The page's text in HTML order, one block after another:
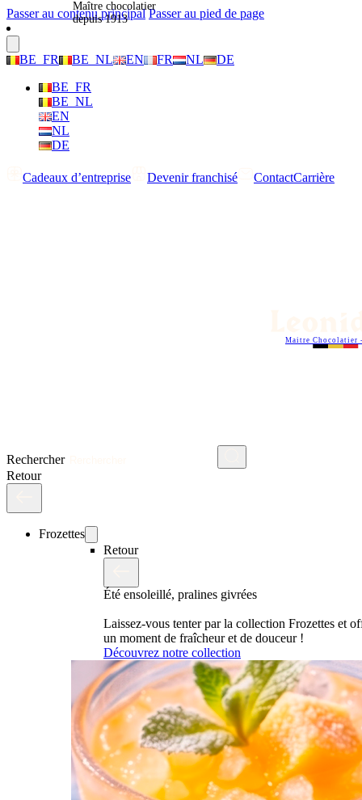
Passer au contenu principal Passer au pied de page
BE_FR BE_NL EN FR NL
DE
BE_FR
BE_NL
EN
NL
DE
Cadeaux d’entreprise Devenir franchisé ContactCarrière
Rechercher
Maitre Chocolatier
Retour
Frozettes
Retour
Été ensoleillé, pralines givrées
Laissez-vous tenter par la collection Frozettes et
un moment de fraîcheur et de douceur !
Découvrez notre collection
Maître chocolatier
depuis 1913